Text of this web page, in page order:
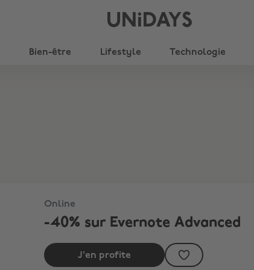
UNiDAYS
Bien-être Lifestyle Technologie
Online
-40% sur Evernote Advanced
J'en profite